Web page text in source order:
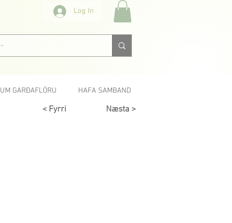
Log In
UM GARÐAFLÓRU HAFA SAMBAND
< Fyrri Næsta >